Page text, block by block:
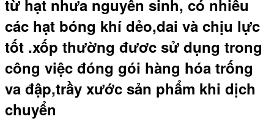
từ hạt nhưa nguyên sinh, có nhiều
các hạt bóng khí dẻo,dai và chịu lực
tốt .xốp thường đươc sử dụng trong
công việc đóng gói hàng hóa trống
va đập,trầy xước sản phẩm khi dịch
chuyển